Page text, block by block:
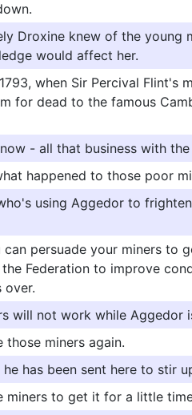
Droxine knew of the young
would affect her.
when Sir Percival Flint's
for dead to the famous
- all that business with
happened to those poor
using Aggedor to
can persuade your miners to
the Federation to improve
over.
will not work while Aggedor
those miners again.
he has been sent here to stir
miners to get it for a little